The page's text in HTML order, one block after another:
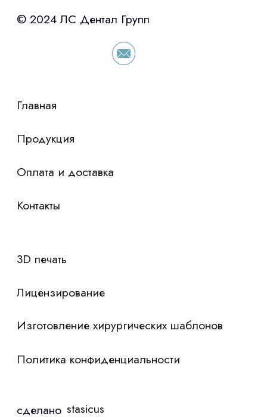
«Уралпромлизинг» подберем выгодные
условия по лизингу оборудования,
просто оставьте контакты чтобы мы
сориентировали по условиям